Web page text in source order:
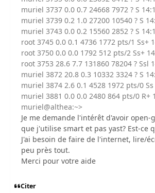
muriel 3737 0.0 0.7 24668 7972 ? S
muriel 3739 0.2 1.0 27200 10540 ? S
muriel 3743 0.0 0.2 15560 2852 ? S
root 3745 0.0 0.1 4736 1772 pts/1 Ss+
root 3750 0.0 0.0 1792 512 pts/2 Ss+
root 3753 28.6 7.7 131860 78204 ?
muriel 3872 20.8 0.3 10332 3324 ? S
muriel 3874 2.6 0.1 4528 1972 pts/0
muriel 3881 0.0 0.0 2480 864 pts/0 R+
muriel@althea:~>
Je me demande l'intérêt d'avoir
que j'utilise smart et pas yast? Est-ce
J'ai besoin de faire de l'internet, lire/
peu près tout.
Merci pour votre aide
Citer